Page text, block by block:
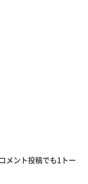
メント投稿でも1トー